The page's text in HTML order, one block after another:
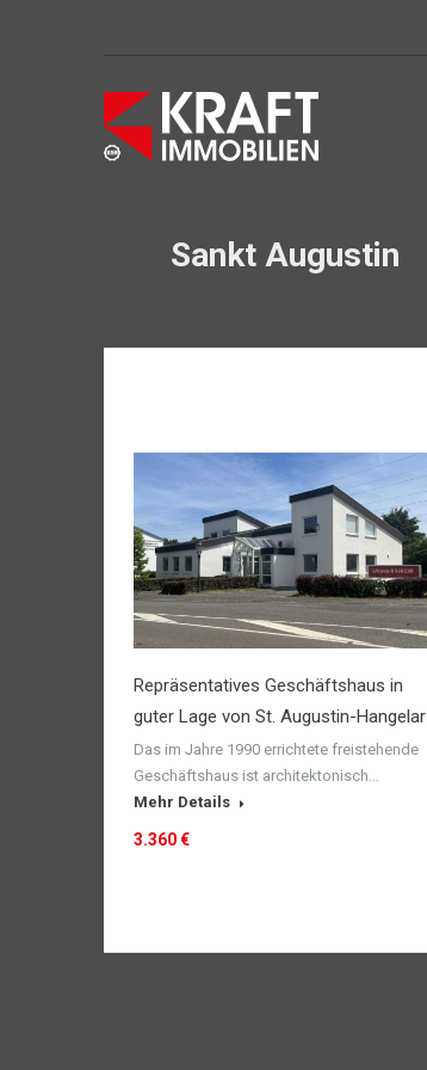
Sankt Augustin
Repräsentatives Geschäftshaus in
guter Lage von St. Augustin-Hangelar
Das im Jahre 1990 errichtete freistehende
Geschäftshaus ist architektonisch…
Mehr Details
3.360 €